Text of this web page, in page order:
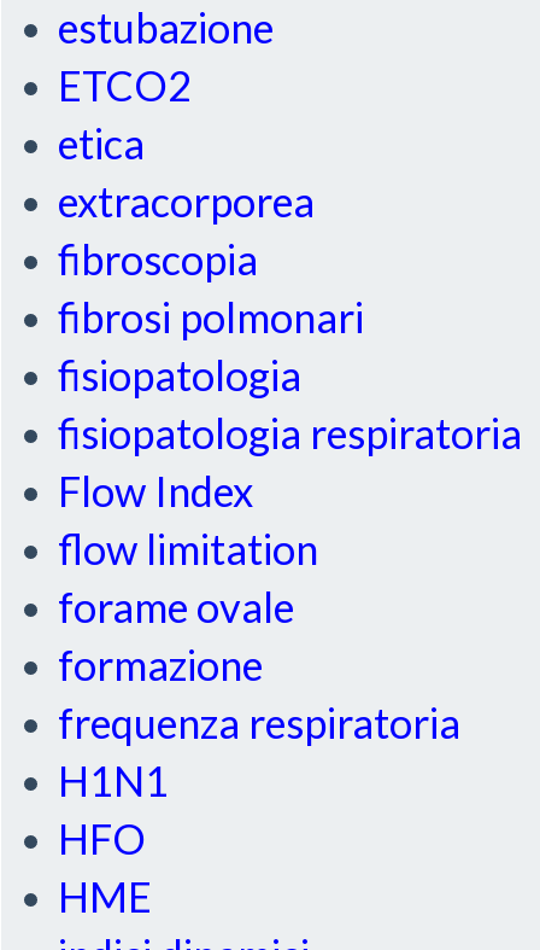
estubazione
ETCO2
etica
extracorporea
fibroscopia
fibrosi polmonari
fisiopatologia
fisiopatologia respiratoria
Flow Index
flow limitation
forame ovale
formazione
frequenza respiratoria
H1N1
HFO
HME